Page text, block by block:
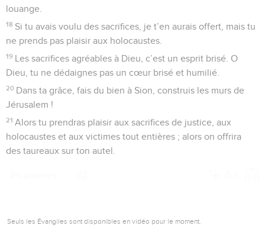
louange.
18 Si tu avais voulu des sacrifices, je t’en aurais offert, mais tu
ne prends pas plaisir aux holocaustes.
19 Les sacrifices agréables à Dieu, c’est un esprit brisé. O
Dieu, tu ne dédaignes pas un cœur brisé et humilié.
20 Dans ta grâce, fais du bien à Sion, construis les murs de
Jérusalem !
21 Alors tu prendras plaisir aux sacrifices de justice, aux
holocaustes et aux victimes tout entières ; alors on offrira
des taureaux sur ton autel.
Seuls les Évangiles sont disponibles en vidéo pour le moment.